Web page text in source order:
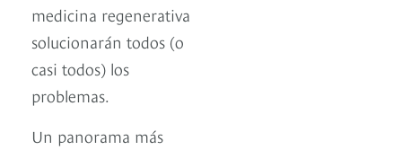
medicina regenerativa
solucionarán todos (o
casi todos) los
problemas.
Un panorama más